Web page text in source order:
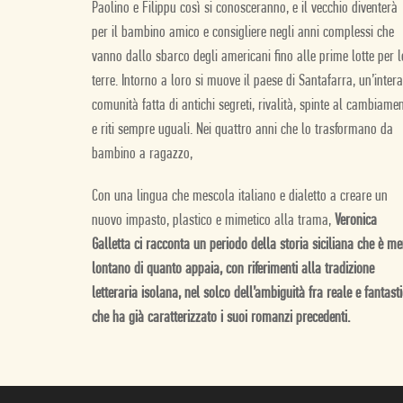
Paolino e Filippu così si conosceranno, e il vecchio diventerà
per il bambino amico e consigliere negli anni complessi che
vanno dallo sbarco degli americani fino alle prime lotte per
terre. Intorno a loro si muove il paese di Santafarra, un’intera
comunità fatta di antichi segreti, rivalità, spinte al
e riti sempre uguali. Nei quattro anni che lo trasformano da
bambino a ragazzo,
Con una lingua che mescola italiano e dialetto a creare un
nuovo impasto, plastico e mimetico alla trama, Veronica
Galletta ci racconta un periodo della storia siciliana che è
lontano di quanto appaia, con riferimenti alla tradizione
letteraria isolana, nel solco dell’ambiguità fra reale e
che ha già caratterizzato i suoi romanzi precedenti.